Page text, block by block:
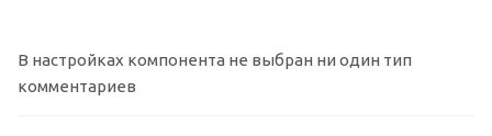
В настройках компонента не выбран ни один тип
комментариев